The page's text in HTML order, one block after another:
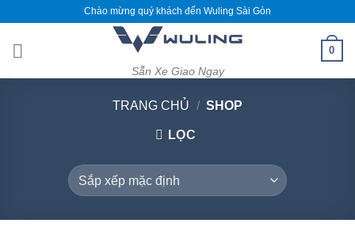
content
Chào mừng quý khách đến Wuling Sài Gòn
Sẵn Xe Giao Ngay
0
TRANG CHỦ / SHOP
LỌC